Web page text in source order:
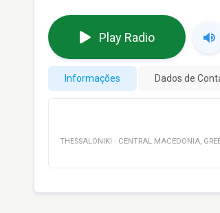
Play Radio
Informações Dados de
THESSALONIKI · CENTRAL MACEDONIA,